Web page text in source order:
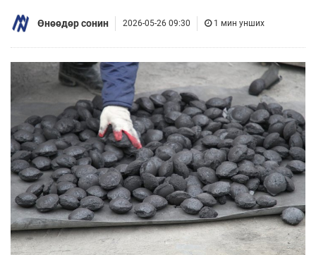
Өнөөдөр сонин 2026-05-26 09:30 1 мин унших